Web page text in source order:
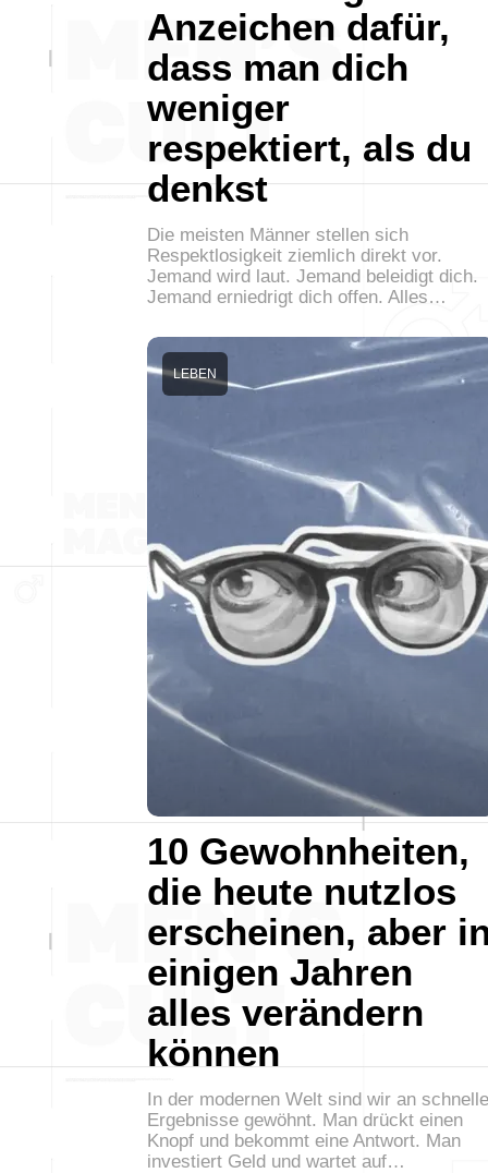
Anzeichen dafür,
dass man dich
weniger
respektiert, als du
denkst
Die meisten Männer stellen sich
Respektlosigkeit ziemlich direkt vor.
Jemand wird laut. Jemand beleidigt dich.
Jemand erniedrigt dich offen. Alles…
10 Gewohnheiten,
die heute nutzlos
erscheinen, aber
einigen Jahren
alles verändern
können
LEBEN
In der modernen Welt sind wir an schnelle
Ergebnisse gewöhnt. Man drückt einen
Knopf und bekommt eine Antwort. Man
investiert Geld und wartet auf…